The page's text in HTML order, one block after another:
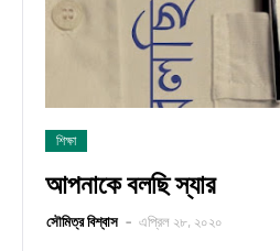
শিক্ষা
আপনাকে বলছি স্যার
সৌমিত্র বিশ্বাস এপ্রিল ২৮, ২০২০